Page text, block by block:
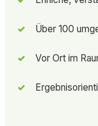
Über 100
Vor Ort im